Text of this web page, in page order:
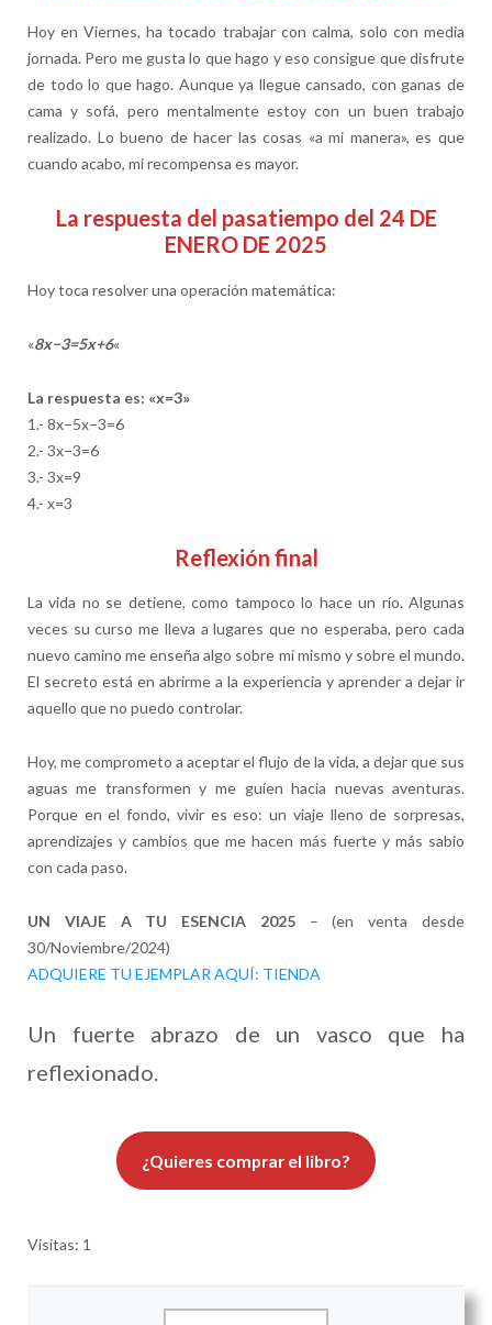
Hoy en Viernes, ha tocado trabajar con calma, solo con media
jornada. Pero me gusta lo que hago y eso consigue que disfrute
de todo lo que hago. Aunque ya llegue cansado, con ganas de
cama y sofá, pero mentalmente estoy con un buen trabajo
realizado. Lo bueno de hacer las cosas «a mi manera», es que
cuando acabo, mi recompensa es mayor.
La respuesta del pasatiempo del 24 DE
ENERO DE 2025
Hoy toca resolver una operación matemática:
«8x−3=5x+6«
La respuesta es: «x=3»
1.- 8x−5x−3=6
2.- 3x−3=6
3.- 3x=9
4.- x=3
Reflexión final
La vida no se detiene, como tampoco lo hace un río. Algunas
veces su curso me lleva a lugares que no esperaba, pero cada
nuevo camino me enseña algo sobre mí mismo y sobre el mundo.
El secreto está en abrirme a la experiencia y aprender a dejar ir
aquello que no puedo controlar.
Hoy, me comprometo a aceptar el flujo de la vida, a dejar que sus
aguas me transformen y me guíen hacia nuevas aventuras.
Porque en el fondo, vivir es eso: un viaje lleno de sorpresas,
aprendizajes y cambios que me hacen más fuerte y más sabio
con cada paso.
UN VIAJE A TU ESENCIA 2025– (en venta desde
30/Noviembre/2024)
ADQUIERE TU EJEMPLAR AQUÍ: TIENDA
Un fuerte abrazo de un vasco que ha
reflexionado.
¿Quieres comprar el libro?
Visitas: 1